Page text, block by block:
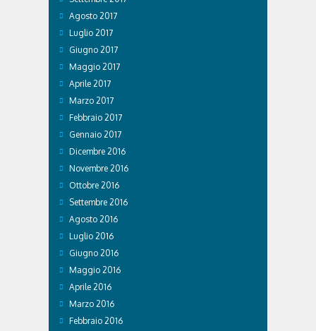
Agosto 2017
Luglio 2017
Giugno 2017
Maggio 2017
Aprile 2017
Marzo 2017
Febbraio 2017
Gennaio 2017
Dicembre 2016
Novembre 2016
Ottobre 2016
Settembre 2016
Agosto 2016
Luglio 2016
Giugno 2016
Maggio 2016
Aprile 2016
Marzo 2016
Febbraio 2016